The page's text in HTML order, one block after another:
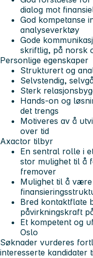
dialog mot
God kompetanse
analyseverktøy
Gode
skriftlig, på norsk
Personlige egenskaper
Strukturert og
Selvstendig,
Sterk
Hands-on og
det trengs
Motiveres av å
over tid
Axactor tilbyr
En sentral rolle i
stor mulighet til å
fremover
Mulighet til å
Bred kontaktflate
påvirkningskraft
Et kompetent og
Oslo
Søknader vurderes
interesserte kandidater